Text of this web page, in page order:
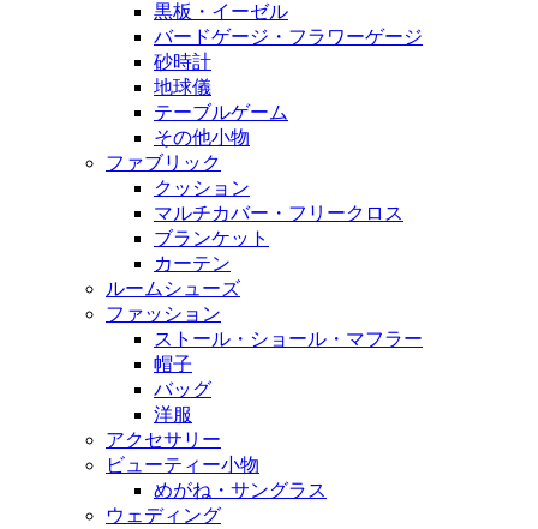
黒板・イーゼル
バードゲージ・フラワーゲージ
砂時計
地球儀
テーブルゲーム
その他小物
ファブリック
クッション
マルチカバー・フリークロス
ブランケット
カーテン
ルームシューズ
ファッション
ストール・ショール・マフラー
帽子
バッグ
洋服
アクセサリー
ビューティー小物
めがね・サングラス
ウェディング